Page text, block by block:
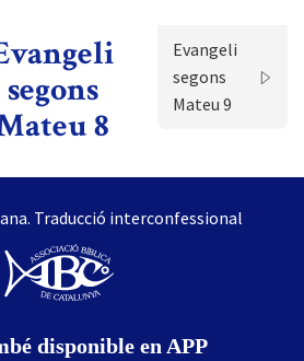
segons
8
Evangeli
segons
Mateu 9
Traducció interconfessional
disponible en APP